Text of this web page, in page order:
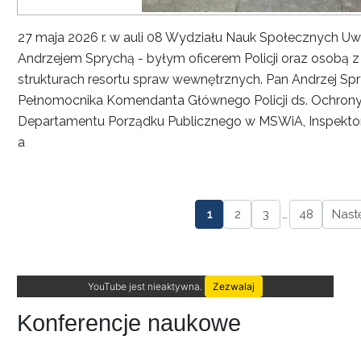
27 maja 2026 r. w auli 08 Wydziału Nauk Społecznych
Andrzejem Sprychą - byłym oficerem Policji oraz osobą
strukturach resortu spraw wewnętrznych. Pan Andrzej
Pełnomocnika Komendanta Głównego Policji ds.
Departamentu Porządku Publicznego w MSWiA,
a
1 2 3 … 48
YouTube jest nieaktywna. Zezwalaj
Konferencje naukowe